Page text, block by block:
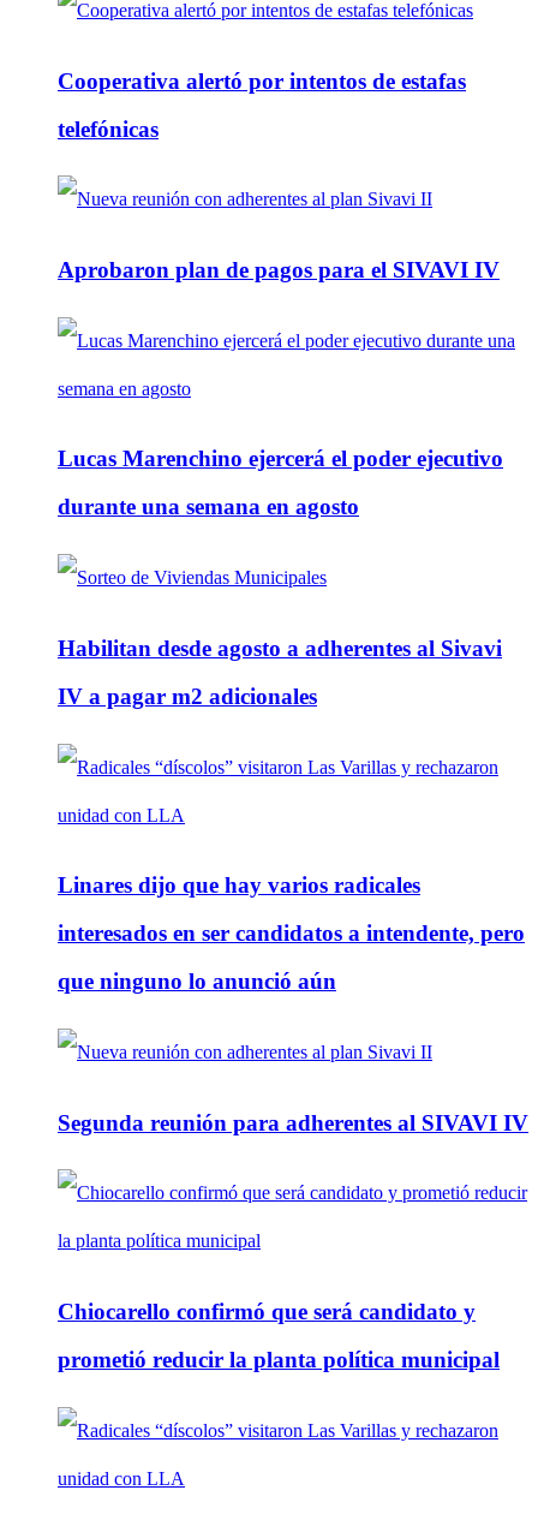
Cooperativa alertó por intentos de estafas
telefónicas
Aprobaron plan de pagos para el SIVAVI IV
Lucas Marenchino ejercerá el poder ejecutivo
durante una semana en agosto
Habilitan desde agosto a adherentes al Sivavi
IV a pagar m2 adicionales
Linares dijo que hay varios radicales
interesados en ser candidatos a intendente, pero
que ninguno lo anunció aún
Segunda reunión para adherentes al SIVAVI IV
Chiocarello confirmó que será candidato y
prometió reducir la planta política municipal